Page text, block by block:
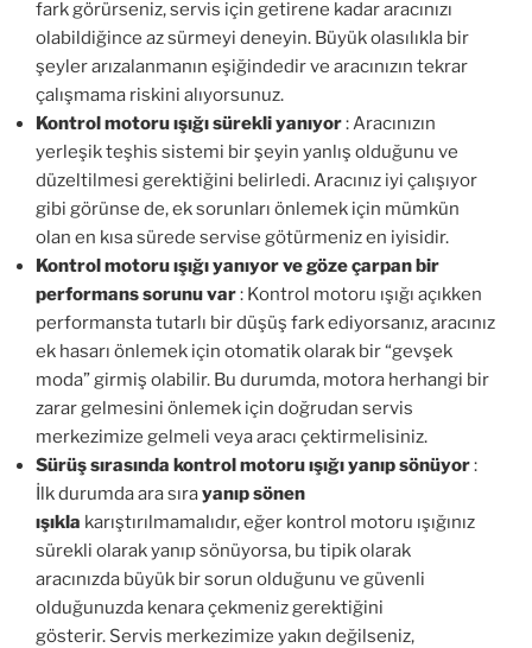
fark görürseniz, servis için getirene kadar aracınızı
olabildiğince az sürmeyi deneyin. Büyük olasılıkla bir
şeyler arızalanmanın eşiğindedir ve aracınızın tekrar
çalışmama riskini alıyorsunuz.
Kontrol motoru ışığı sürekli yanıyor: Aracınızın
yerleşik teşhis sistemi bir şeyin yanlış olduğunu ve
düzeltilmesi gerektiğini belirledi. Aracınız iyi çalışıyor
gibi görünse de, ek sorunları önlemek için mümkün
olan en kısa sürede servise götürmeniz en iyisidir.
Kontrol motoru ışığı yanıyor ve göze çarpan bir
performans sorunu var: Kontrol motoru ışığı açıkken
performansta tutarlı bir düşüş fark ediyorsanız, aracınız
ek hasarı önlemek için otomatik olarak bir “gevşek
moda” girmiş olabilir. Bu durumda, motora herhangi bir
zarar gelmesini önlemek için doğrudan servis
merkezimize gelmeli veya aracı çektirmelisiniz.
Sürüş sırasında kontrol motoru ışığı yanıp sönüyor:
İlk durumda ara sırayanıp sönen
ışıkla karıştırılmamalıdır, eğer kontrol motoru ışığınız
sürekli olarak yanıp sönüyorsa, bu tipik olarak
aracınızda büyük bir sorun olduğunu ve güvenli
olduğunuzda kenara çekmeniz gerektiğini
gösterir. Servis merkezimize yakın değilseniz,